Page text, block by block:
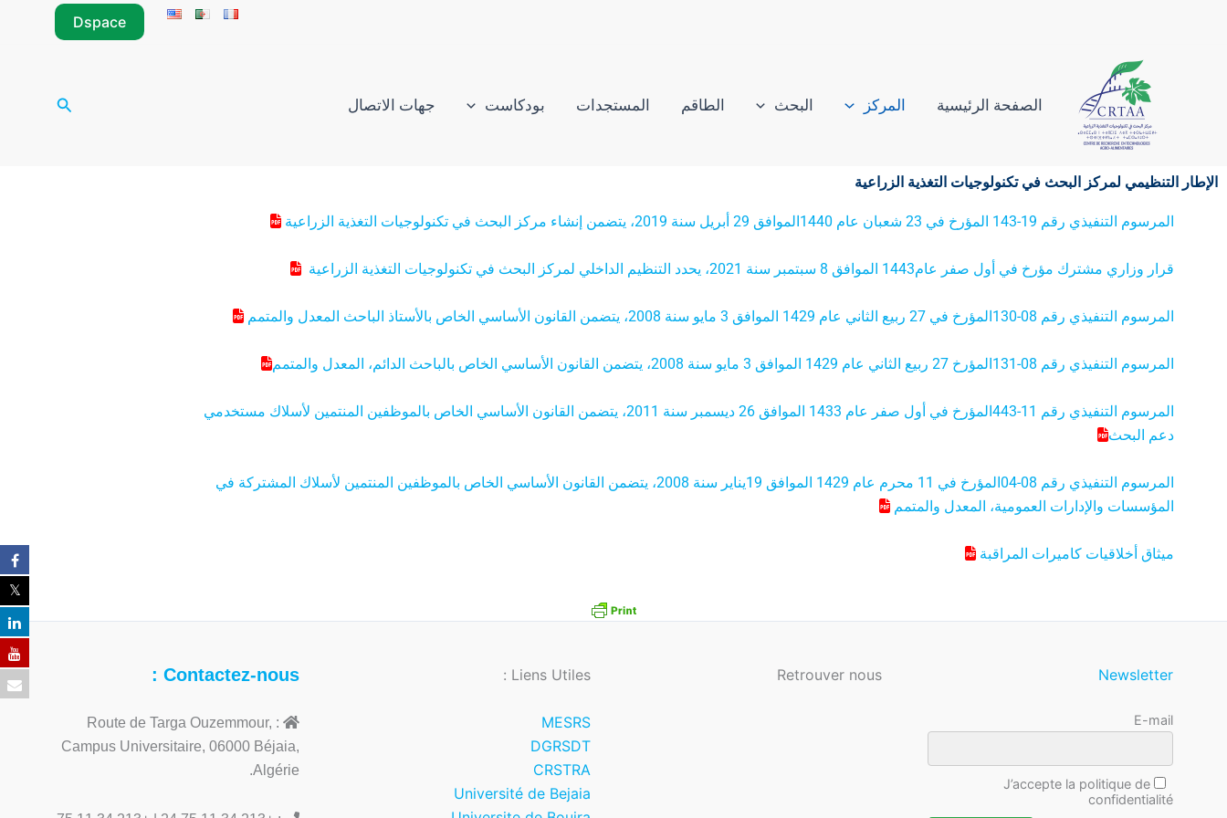
Dspace
الصفحة الرئيسية المركز البحث الطاقم المستجدات بودكاست جهات الاتصال البحث
الإطار التنظيمي لمركز البحث في تكنولوجيات التغذية الزراعية
المرسوم التنفيذي رقم 19-143 المؤرخ في 23 شعبان عام 1440الموافق 29 أبريل سنة 2019، يتضمن إنشاء مركز البحث في تكنولوجيات التغذية الزراعية
قرار وزاري مشترك مؤرخ في أول صفر عام1443 الموافق 8 سبتمبر سنة 2021، يحدد التنظيم الداخلي لمركز البحث في تكنولوجيات التغذية الزراعية
المرسوم التنفيذي رقم 08-130المؤرخ في 27 ربيع الثاني عام 1429 الموافق 3 مايو سنة 2008، يتضمن القانون الأساسي الخاص بالأستاذ الباحث المعدل والمتمم
المرسوم التنفيذي رقم 08-131المؤرخ 27 ربيع الثاني عام 1429 الموافق 3 مايو سنة 2008، يتضمن القانون الأساسي الخاص بالباحث الدائم، المعدل والمتمم
المرسوم التنفيذي رقم 11-443المؤرخ في أول صفر عام 1433 الموافق 26 ديسمبر سنة 2011، يتضمن القانون الأساسي الخاص بالموظفين المنتمين لأسلاك مستخدمي
دعم البحث
المرسوم التنفيذي رقم 08-04المؤرخ في 11 محرم عام 1429 الموافق 19يناير سنة 2008، يتضمن القانون الأساسي الخاص بالموظفين المنتمين لأسلاك المشتركة في
المؤسسات والإدارات العمومية، المعدل والمتمم
ميثاق أخلاقيات كاميرات المراقبة
Newsletter
E-mail
J’accepte la politique de
confidentialité
Retrouver nous
Liens Utiles :
MESRS
DGRSDT
CRSTRA
Université de Bejaia
Contactez-nous :
: Route de Targa Ouzemmour,
Campus Universitaire, 06000 Béjaia,
Algérie.